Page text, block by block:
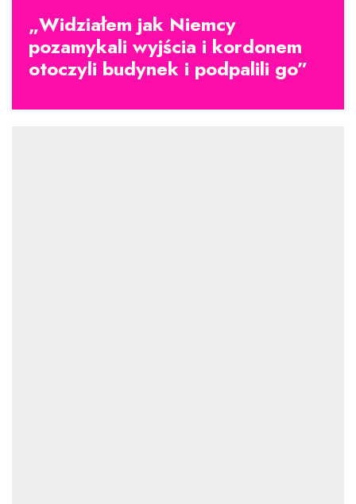
„Widziałem jak Niemcy
pozamykali wyjścia i kordonem
otoczyli budynek i podpalili go”